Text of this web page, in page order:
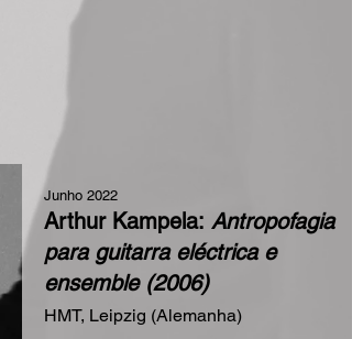
Junho 2022
Arthur Kampela: Antropofagia
para guitarra eléctrica e
ensemble (2006)
HMT, Leipzig (Alemanha)